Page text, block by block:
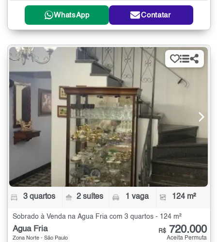
WhatsApp Contatar
3 quartos 2 suítes 1 vaga 124 m²
Sobrado à Venda na Água Fria com 3 quartos - 124 m²
Água Fria
Zona Norte - São Paulo
R$ 720.000
Aceita Permuta